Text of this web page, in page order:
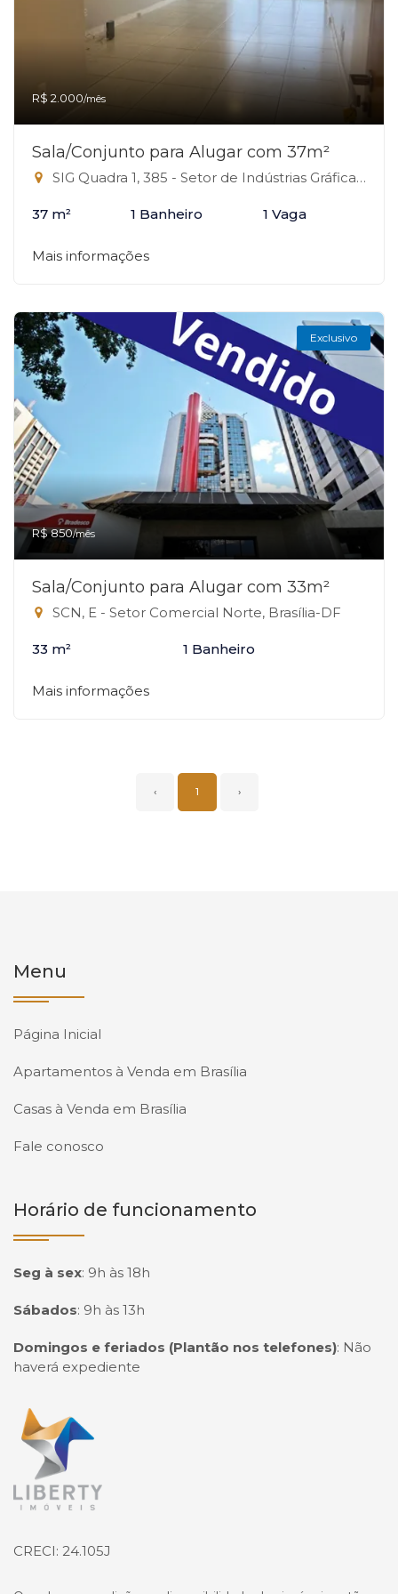
R$ 2.000/mês
Sala/Conjunto para Alugar com 37m²
SIG Quadra 1, 385 - Setor de Indústrias Gráficas, Brasília-DF
37 m² 1 Banheiro 1 Vaga
Mais informações
Exclusivo
R$ 850/mês
Sala/Conjunto para Alugar com 33m²
SCN, E - Setor Comercial Norte, Brasília-DF
33 m² 1 Banheiro
Mais informações
‹ 1 ›
Menu
Página Inicial
Apartamentos à Venda em Brasília
Casas à Venda em Brasília
Fale conosco
Horário de funcionamento
Seg à sex: 9h às 18h
Sábados: 9h às 13h
Domingos e feriados (Plantão nos telefones): Não
haverá expediente
Página inicial
CRECI: 24.105J